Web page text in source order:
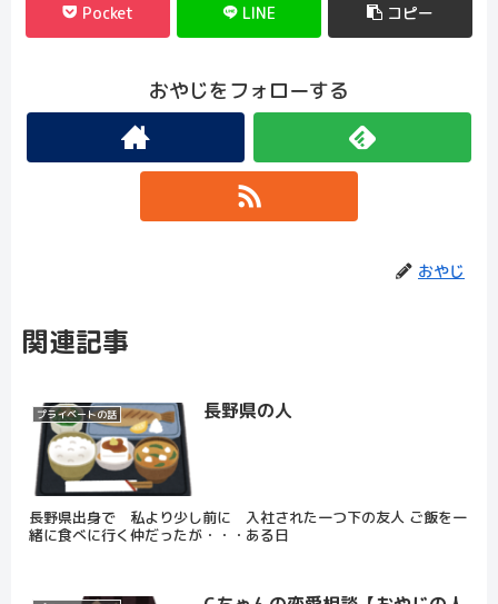
Pocket LINE コピー
おやじをフォローする
おやじ
関連記事
プライベートの話 長野県の人
長野県出身で 私より少し前に 入社された一つ下の友人 ご飯を一
緒に食べに行く仲だったが・・・ある日